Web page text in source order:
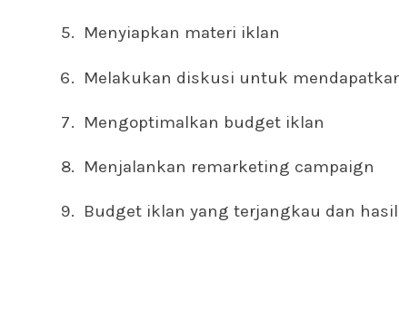
Menyiapkan materi iklan
Melakukan diskusi untuk
Mengoptimalkan budget iklan
Menjalankan remarketing campaign
Budget iklan yang terjangkau dan